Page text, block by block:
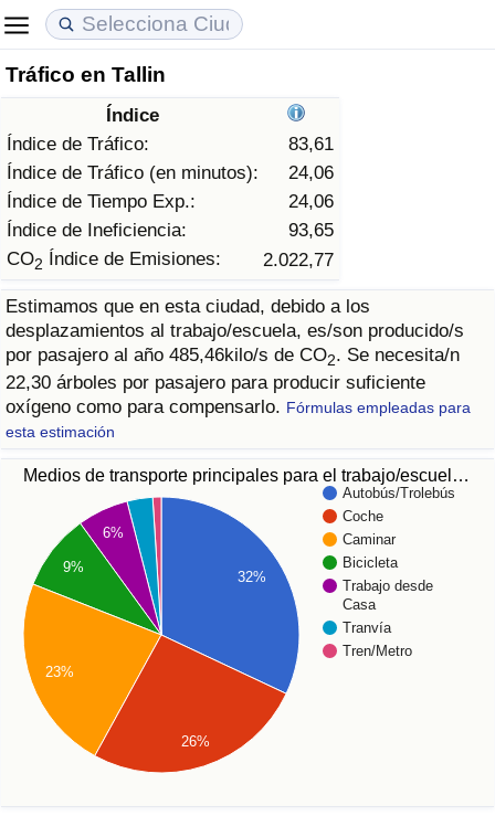
Tráfico en Tallin
Índice
Índice de Tráfico:
83,61
Índice de Tráfico (en minutos):
24,06
Índice de Tiempo Exp.:
24,06
Índice de Ineficiencia:
93,65
CO2 Índice de Emisiones: 2.022,77
Estimamos que en esta ciudad, debido a los
desplazamientos al trabajo/escuela, es/son producido/s
por pasajero al año 485,46kilo/s de CO2. Se necesita/n
22,30 árboles por pasajero para producir suficiente
oxígeno como para compensarlo. Fórmulas empleadas para
esta estimación
Medios de transporte principales para el trabajo/escuel…
Autobús/Trolebús
Coche
Caminar
Bicicleta
Trabajo desde
Casa
Tranvía
Tren/Metro
32%
6%
9%
23%
26%
Coste de vida
Índice de Costo de Vida (Actual)
Índice de Costo de Vida
Índice de costo de vida por país
en aqaba
Precios de las propiedades
Índice de Precios de Inmuebles (Actual)
Índice de Precios de Inmuebles
Índice de Precios de Inmuebles por País
Calidad de Vida
Índice de Calidad de Vida
Índice de Calidad de Vida (Actual)
Índice de calidad de vida por país
Delincuencia
Calificación del Índice de Criminalidad
(Actual)
Índice de criminalidad por país
Sanidad
Índice de Sanidad (Actual)
Índice de Sanidad
Índice de Sanidad por País